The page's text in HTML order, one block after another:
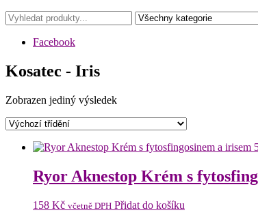
Facebook
Kosatec - Iris
Zobrazen jediný výsledek
Ryor Aknestop Krém s
158 Kč včetně DPH Přidat do košíku